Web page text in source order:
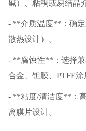
碱）、粘稠或易结晶
- **介质温度**：确
散热设计）。
- **腐蚀性**：选择
合金、钽膜、PTFE涂
- **粘度/清洁度**：
离膜片设计。